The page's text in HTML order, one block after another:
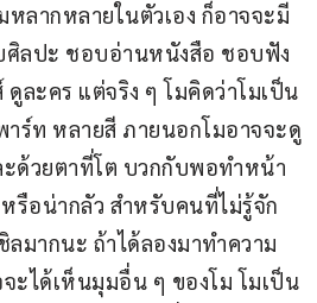
ลากหลายในตัวเอง ก็อาจจะมี
ศิลปะ ชอบอ่านหนังสือ ชอบฟัง
ละคร แต่จริง ๆ โมคิดว่าโมเป็น
ร์ท หลายสี ภายนอกโมอาจจะดู
ด้วยตาที่โต บวกกับพอทำหน้า
รือน่ากลัว สำหรับคนที่ไม่รู้จัก
ลมากนะ ถ้าได้ลองมาทำความ
ะได้เห็นมุมอื่น ๆ ของโม โมเป็น